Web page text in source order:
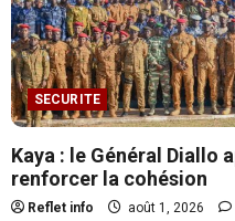
SECURITE
Kaya : le Général Diallo
renforcer la cohésion
Reflet info août 1, 2026
3
POLITIQUE
Aéroport
août 9,
SOCIETE
GIP-
à